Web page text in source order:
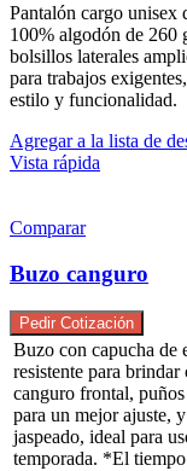
Pantalón cargo unisex
100% algodón de 260
bolsillos laterales
para trabajos
estilo y funcionalidad.
Agregar a la lista de
Vista rápida
Comparar
Buzo canguro
Pedir Cotización
Buzo con capucha de
resistente para
canguro frontal,
para un mejor ajuste,
jaspeado, ideal para
temporada. *El